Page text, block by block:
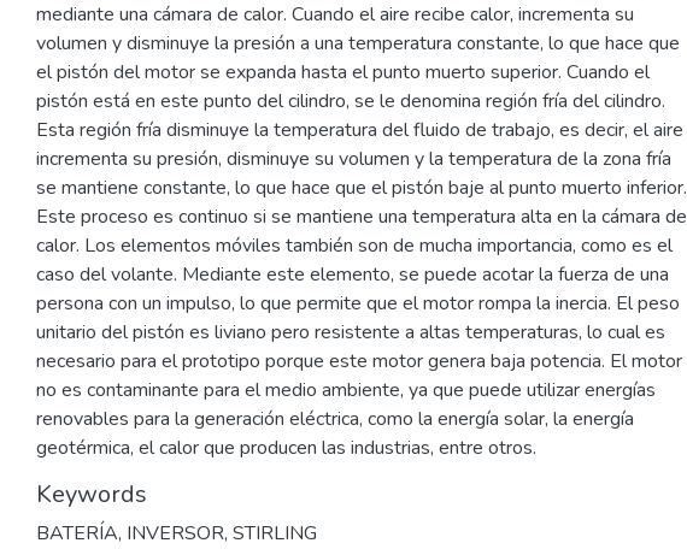
mediante una cámara de calor. Cuando el aire recibe calor, incrementa su
volumen y disminuye la presión a una temperatura constante, lo que hace que
el pistón del motor se expanda hasta el punto muerto superior. Cuando el
pistón está en este punto del cilindro, se le denomina región fría del cilindro.
Esta región fría disminuye la temperatura del fluido de trabajo, es decir, el aire
incrementa su presión, disminuye su volumen y la temperatura de la zona fría
se mantiene constante, lo que hace que el pistón baje al punto muerto inferior.
Este proceso es continuo si se mantiene una temperatura alta en la cámara de
calor. Los elementos móviles también son de mucha importancia, como es el
caso del volante. Mediante este elemento, se puede acotar la fuerza de una
persona con un impulso, lo que permite que el motor rompa la inercia. El peso
unitario del pistón es liviano pero resistente a altas temperaturas, lo cual es
necesario para el prototipo porque este motor genera baja potencia. El motor
no es contaminante para el medio ambiente, ya que puede utilizar energías
renovables para la generación eléctrica, como la energía solar, la energía
geotérmica, el calor que producen las industrias, entre otros.
Keywords
BATERÍA, INVERSOR, STIRLING